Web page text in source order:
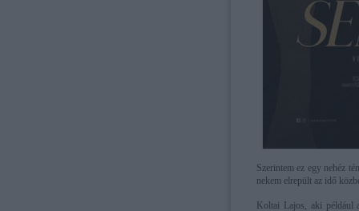
Szerintem ez egy nehéz
nekem elrepült az idő
Koltai Lajos, aki például